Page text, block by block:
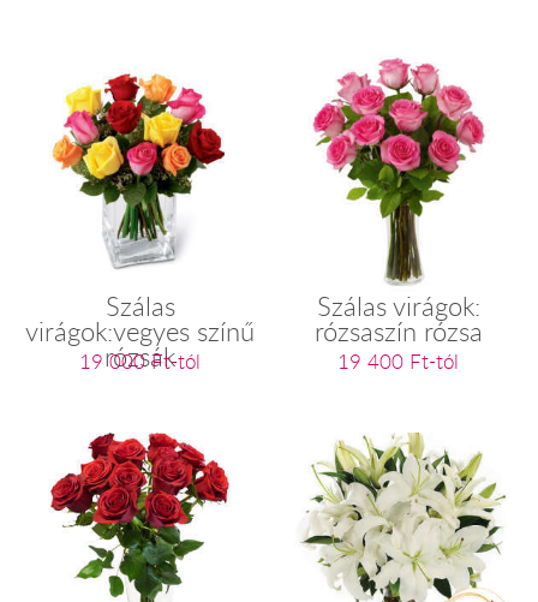
Szálas
virágok:vegyes színű
rózsák
19 000 Ft-tól
Szálas virágok:
rózsaszín rózsa
19 400 Ft-tól